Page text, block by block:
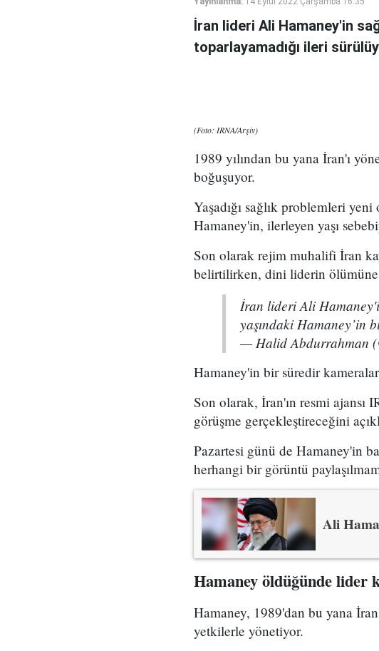
İran lideri Ali Hamaney'in
toparlayamadığı ileri
(Foto: IRNA/Arşiv)
1989 yılından bu yana İran'ı
boğuşuyor.
Yaşadığı sağlık problemleri
Hamaney'in, ilerleyen yaşı
Son olarak rejim muhalifi İran
belirtilirken, dini liderin ölümüne
İran lideri Ali
yaşındaki Hamaney’in
— Halid Abdurrahman
Hamaney'in bir süredir
Son olarak, İran'ın resmi
görüşme gerçekleştireceğini
Pazartesi günü de Hamaney'in
herhangi bir görüntü
Ali
Hamaney öldüğünde lider
Hamaney, 1989'dan bu yana
yetkilerle yönetiyor.